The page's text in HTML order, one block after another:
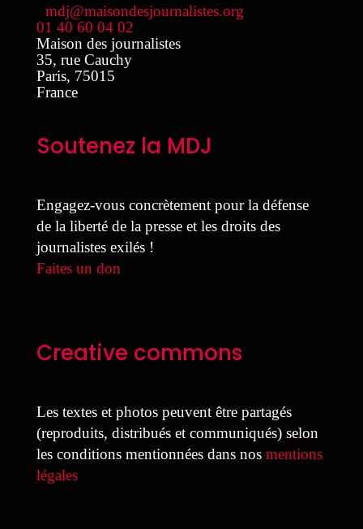
mdj@maisondesjournalistes.org
01 40 60 04 02
Maison des journalistes
35, rue Cauchy
Paris, 75015
France
Soutenez la MDJ
Engagez-vous concrètement pour la défense
de la liberté de la presse et les droits des
journalistes exilés !
Faites un don
Creative commons
Les textes et photos peuvent être partagés
(reproduits, distribués et communiqués) selon
les conditions mentionnées dans nos mentions
légales